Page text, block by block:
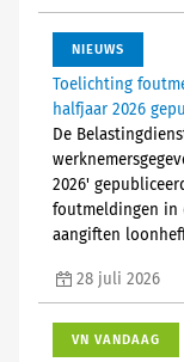
NIEUWS
Toelichting
halfjaar 2026
De
2026'
foutmeldingen in
aangiften
28 juli 2026
VN VANDAAG